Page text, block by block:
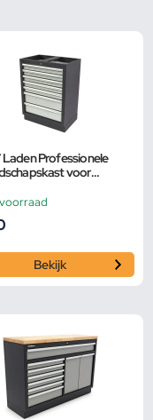
Laden Professionele
voor
Bekijk